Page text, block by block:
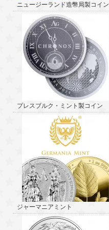
ニュージーランド造幣局製コイン
プレスブルク・ミント製コイン
ジャーマニアミント